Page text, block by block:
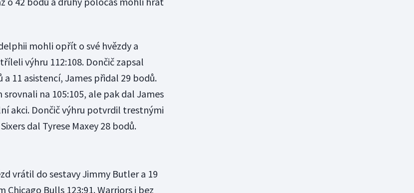
mohli opřít o své hvězdy a
výhru 112:108. Dončič zapsal
11 asistencí, James přidal 29 bodů.
na 105:105, ale pak dal James
akci. Dončič výhru potvrdil trestnými
dal Tyrese Maxey 28 bodů.
vrátil do sestavy Jimmy Butler a 19
Bulls 123:91. Warriors i bez